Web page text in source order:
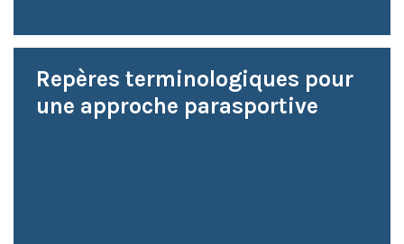
Repères terminologiques pour
une approche parasportive